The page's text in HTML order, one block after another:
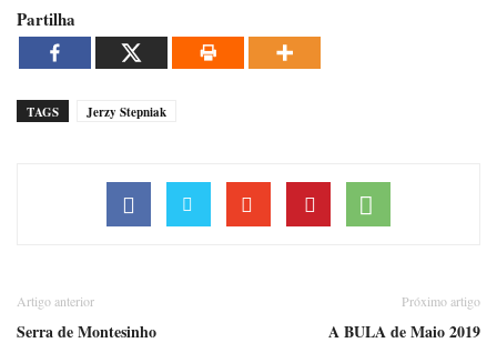
Partilha
TAGS Jerzy Stepniak
Artigo anterior
Serra de Montesinho
Próximo artigo
A BULA de Maio 2019